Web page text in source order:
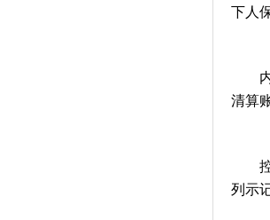
下人
内
清算
控
列示